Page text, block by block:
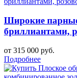
Широкие
бриллиантами,
от 315 000 руб.
Подробнее